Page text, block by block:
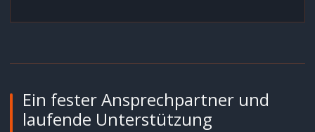
Ein fester Ansprechpartner und
laufende Unterstützung